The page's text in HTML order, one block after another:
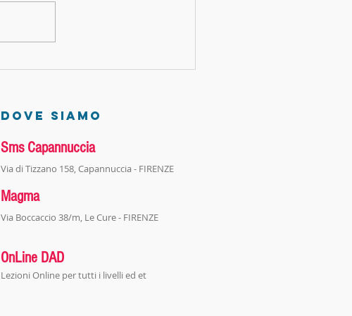
DOVE SIAMO
Sms Capannuccia
Via di Tizzano 158, Capannuccia - FIRENZE
Magma
Via Boccaccio 38/m, Le Cure - FIRENZE
OnLine DAD
Lezioni Online per tutti i livelli ed et